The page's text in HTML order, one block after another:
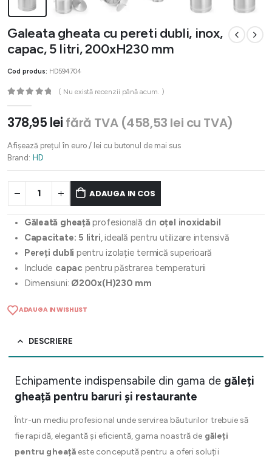
Galeata gheata cu pereti dubli, inox,
capac, 5 litri, 200xH230 mm
Cod produs: HD594704
( Nu există recenzii până acum. )
378,95 lei fără TVA (458,53 lei cu TVA)
Afișează prețul în euro / lei cu butonul de mai sus
Brand: HD
ADAUGA IN COS
Găleată gheațăprofesională din oțel inoxidabil
Capacitate: 5 litri, ideală pentru utilizare intensivă
Pereți dubli pentru izolație termică superioară
Include capac pentru păstrarea temperaturii
Dimensiuni: Ø200x(H)230 mm
ADAUGA IN WISHLIST
DESCRIERE
Echipamente indispensabile din gama de găleți
gheață pentru baruri și restaurante
Într-un mediu profesional unde servirea băuturilor trebuie să
fie rapidă, elegantă și eficientă, gama noastră de găleți
pentru gheațăeste concepută pentru a oferi soluții